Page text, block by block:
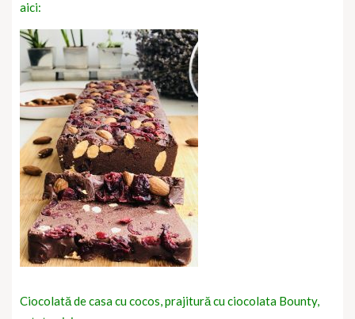
aici:
Ciocolată de casa cu cocos, prajitură cu ciocolata Bounty,